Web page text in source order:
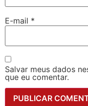
E-mail *
Salvar meus dados
que eu comentar.